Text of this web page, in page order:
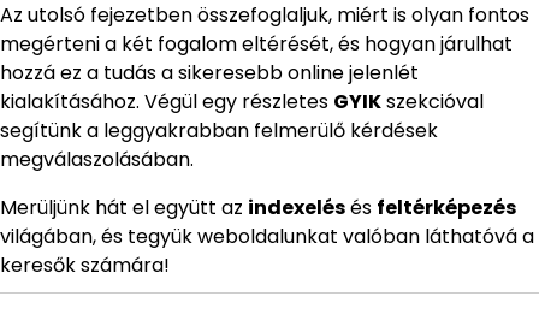
Az utolsó fejezetben összefoglaljuk, miért is olyan fontos
megérteni a két fogalom eltérését, és hogyan járulhat
hozzá ez a tudás a sikeresebb online jelenlét
kialakításához. Végül egy részletes GYIKszekcióval
segítünk a leggyakrabban felmerülő kérdések
megválaszolásában.
Merüljünk hát el együtt az indexelésés feltérképezés
világában, és tegyük weboldalunkat valóban láthatóvá a
keresők számára!